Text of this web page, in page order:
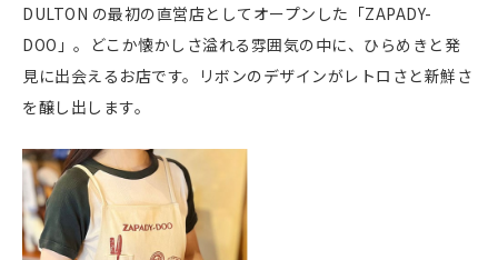
DULTON の最初の直営店としてオープンした「ZAPADY-
DOO」。どこか懐かしさ溢れる雰囲気の中に、ひらめきと発
見に出会えるお店です。リボンのデザインがレトロさと新鮮さ
を醸し出します。